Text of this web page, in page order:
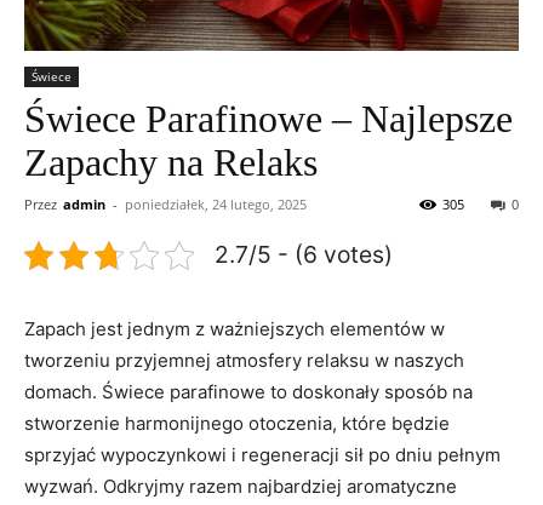
Świece
Świece Parafinowe – Najlepsze
Zapachy na Relaks
Przez admin - poniedziałek, 24 lutego, 2025 0
305
2.7/5 - (6 votes)
Zapach jest jednym z ważniejszych elementów w
tworzeniu przyjemnej atmosfery relaksu w naszych
domach. ​Świece‍ parafinowe to doskonały sposób na⁣
stworzenie harmonijnego otoczenia, które będzie
sprzyjać wypoczynkowi i regeneracji sił po dniu pełnym
wyzwań. Odkryjmy razem najbardziej aromatyczne